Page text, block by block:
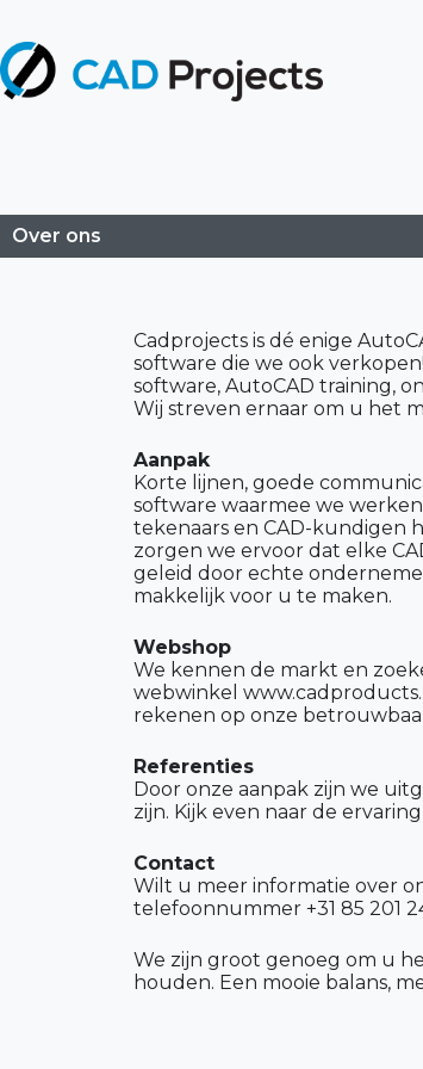
Over ons
Cadprojects is dé enige
software die we ook
software, AutoCAD training,
Wij streven ernaar om u het
Aanpak
Korte lijnen, goede
software waarmee we
tekenaars en CAD-kundigen
zorgen we ervoor dat elke
geleid door echte
makkelijk voor u te maken.
Webshop
We kennen de markt en
webwinkel
rekenen op onze
Referenties
Door onze aanpak zijn we
zijn. Kijk even naar de
Contact
Wilt u meer informatie over
telefoonnummer +31 85 201
We zijn groot genoeg om u
houden. Een mooie balans,